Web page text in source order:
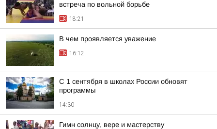
встреча по вольной борьбе
18:21
В чем проявляется уважение
16:12
С 1 сентября в школах России обновят
программы
14:30
Гимн солнцу, вере и мастерству